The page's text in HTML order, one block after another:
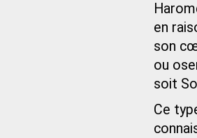
en
son
ou
soit
Ce